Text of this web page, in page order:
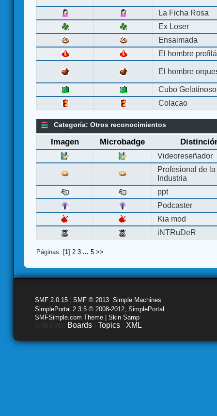
La Ficha Rosa
Ex Loser
Ensaimada
El hombre
El hombre
Cubo Gelatinoso
Colacao
Categoría: Otros reconocimientos
Imagen Microbadge
Videoreseñador
Profesional de la
Industria
ppt
Podcaster
Kia mod
iNTRuDeR
Páginas: [1] 2 3 ... 5 >>
SMF 2.0.15 SMF © 2013 Simple Machines
SimplePortal 2.3.5 © 2008-2012, SimplePortal
SMFSimple.com Theme | Skin Samp
Boards Topics XML